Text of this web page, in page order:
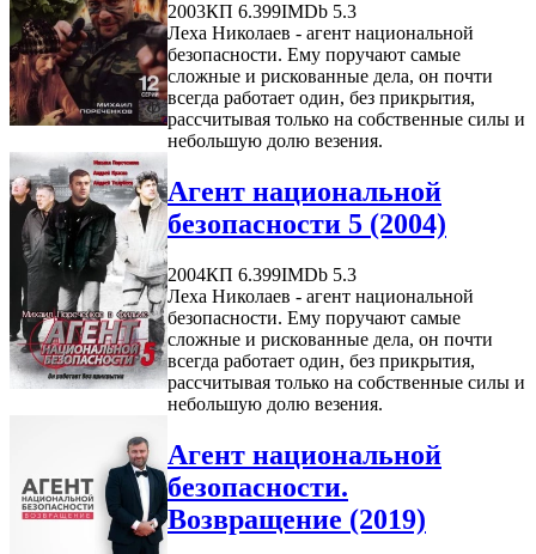
2003КП 6.399IMDb 5.3
Леха Николаев - агент национальной
безопасности. Ему поручают самые
сложные и рискованные дела, он почти
всегда работает один, без прикрытия,
рассчитывая только на собственные силы и
небольшую долю везения.
Агент национальной
безопасности 5 (2004)
2004КП 6.399IMDb 5.3
Леха Николаев - агент национальной
безопасности. Ему поручают самые
сложные и рискованные дела, он почти
всегда работает один, без прикрытия,
рассчитывая только на собственные силы и
небольшую долю везения.
Агент национальной
безопасности.
Возвращение (2019)